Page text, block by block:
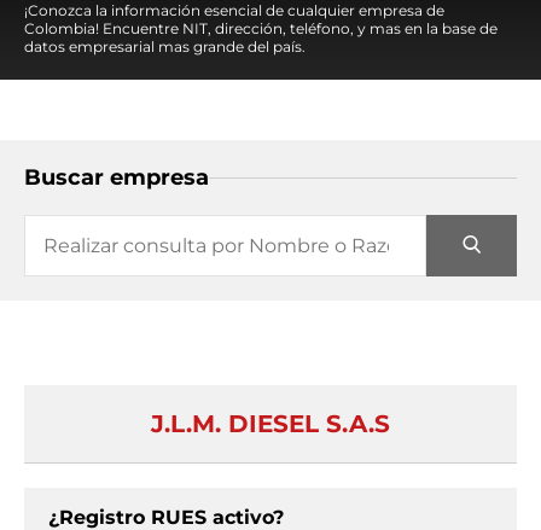
¡Conozca la información esencial de cualquier empresa de
Colombia! Encuentre NIT, dirección, teléfono, y mas en la base de
datos empresarial mas grande del país.
Buscar empresa
J.L.M. DIESEL S.A.S
¿Registro RUES activo?